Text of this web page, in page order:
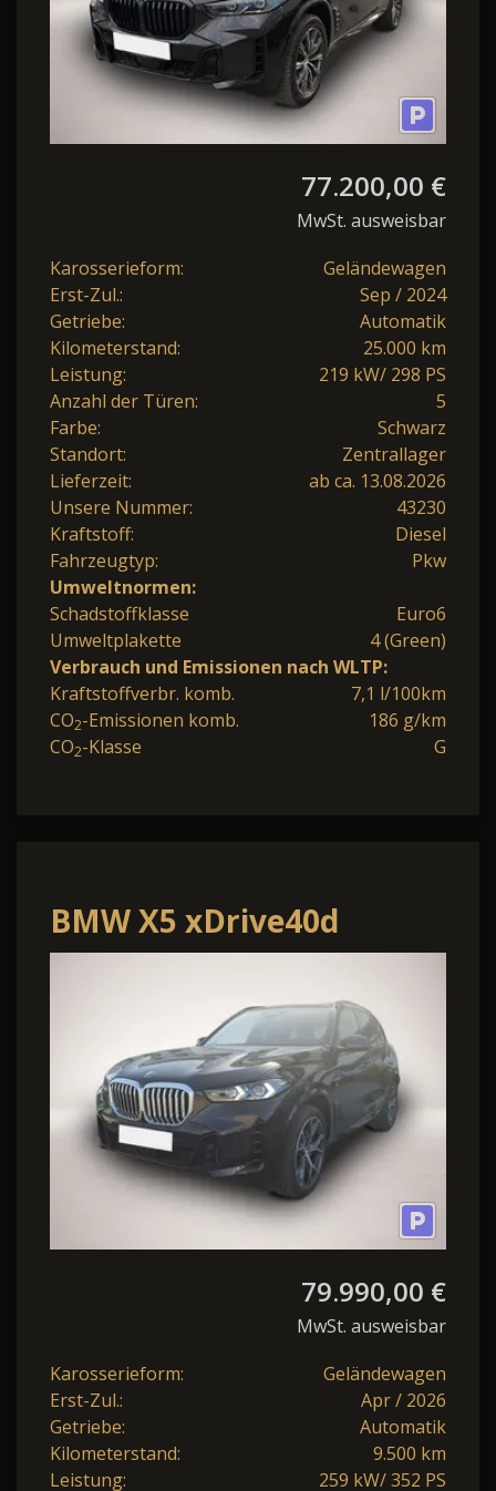
77.200,00 €
MwSt. ausweisbar
Karosserieform:
Geländewagen
Erst-Zul.:
Sep / 2024
Getriebe:
Automatik
Kilometerstand:
25.000 km
Leistung:
219 kW/ 298 PS
Anzahl der Türen:
5
Farbe:
Schwarz
Standort:
Zentrallager
Lieferzeit:
ab ca. 13.08.2026
Unsere Nummer:
43230
Kraftstoff:
Diesel
Fahrzeugtyp:
Pkw
Umweltnormen:
Schadstoffklasse
Euro6
Umweltplakette
4 (Green)
Verbrauch und Emissionen nach WLTP:
Kraftstoffverbr. komb.
7,1 l/100km
CO2-Emissionen komb.
186 g/km
CO2-Klasse G
BMW X5 xDrive40d
79.990,00 €
MwSt. ausweisbar
Karosserieform:
Geländewagen
Erst-Zul.:
Apr / 2026
Getriebe:
Automatik
Kilometerstand:
9.500 km
Leistung:
259 kW/ 352 PS